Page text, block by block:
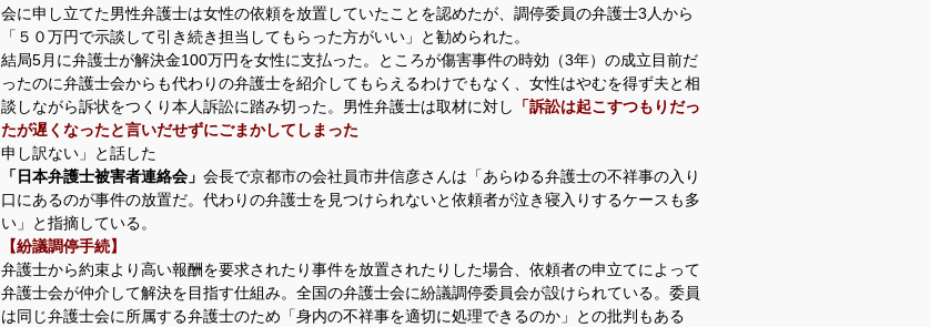
会に申し立てた男性弁護士は女性の依頼を放置していたことを認めたが、調停委員の弁護士3人から
「５０万円で示談して引き続き担当してもらった方がいい」と勧められた。
結局5月に弁護士が解決金100万円を女性に支払った。ところが傷害事件の時効（3年）の成立目前だ
ったのに弁護士会からも代わりの弁護士を紹介してもらえるわけでもなく、女性はやむを得ず夫と相
談しながら訴状をつくり本人訴訟に踏み切った。男性弁護士は取材に対し
「訴訟は起こすつもりだっ
たが遅くなったと言いだせずにごまかしてしまった
申し訳ない」と話した
「日本弁護士被害者連絡会」 会長で京都市の会社員市井信彦さんは「あらゆる弁護士の不祥事の入り
口にあるのが事件の放置だ。代わりの弁護士を見つけられないと依頼者が泣き寝入りするケースも多
い」と指摘している。
【紛議調停手続】
弁護士から約束より高い報酬を要求されたり事件を放置されたりした場合、依頼者の申立てによって
弁護士会が仲介して解決を目指す仕組み。全国の弁護士会に紛議調停委員会が設けられている。委員
は同じ弁護士会に所属する弁護士のため「身内の不祥事を適切に処理できるのか」との批判もある